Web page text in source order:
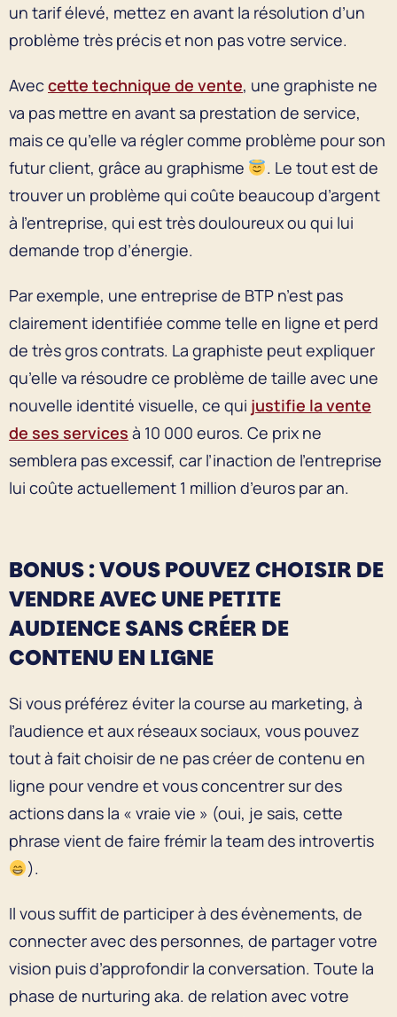
un tarif élevé, mettez en avant la résolution d’un
problème très précis et non pas votre service.
Aveccette technique de vente, une graphiste ne
va pas mettre en avant sa prestation de service,
mais ce qu’elle va régler comme problème pour son
futur client, grâce au graphisme
. Le tout est de
trouver un problème qui coûte beaucoup d’argent
à l’entreprise, qui est très douloureux ou qui lui
demande trop d’énergie.
Par exemple, une entreprise de BTP n’est pas
clairement identifiée comme telle en ligne et perd
de très gros contrats. La graphiste peut expliquer
qu’elle va résoudre ce problème de taille avec une
nouvelle identité visuelle, ce qui justifie la vente
de ses services à 10 000 euros. Ce prix ne
semblera pas excessif, car l’inaction de l’entreprise
lui coûte actuellement 1 million d’euros par an.
BONUS : VOUS POUVEZ CHOISIR DE
VENDRE AVEC UNE PETITE
AUDIENCE SANS CRÉER DE
CONTENU EN LIGNE
Si vous préférez éviter la course au marketing, à
l’audience et aux réseaux sociaux, vous pouvez
tout à fait choisir de ne pas créer de contenu en
ligne pour vendre et vous concentrer sur des
actions dans la « vraie vie » (oui, je sais, cette
phrase vient de faire frémir la team des introvertis
).
Il vous suffit de participer à des évènements, de
connecter avec des personnes, de partager votre
vision puis d’approfondir la conversation. Toute la
phase de nurturing aka. de relation avec votre